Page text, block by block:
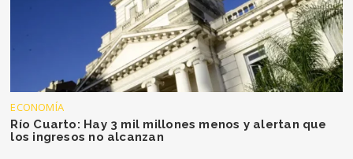
ECONOMÍA
Río Cuarto: Hay 3 mil millones menos y alertan que
los ingresos no alcanzan